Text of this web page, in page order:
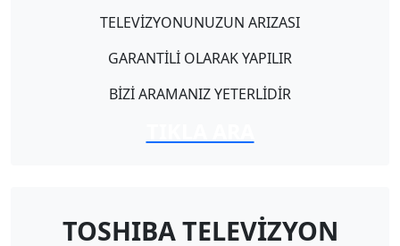
TELEVİZYONUNUZUN ARIZASI
GARANTİLİ OLARAK YAPILIR
BİZİ ARAMANIZ YETERLİDİR
TOSHIBA TELEVİZYON